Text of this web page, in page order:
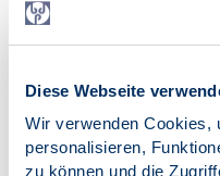
Diese Webseite
Wir verwenden Cookies,
personalisieren,
zu können und die
Veröffentlicht am:
Pressemitteilung
VPP-Berufspolitik
Vertragspsychotherapie